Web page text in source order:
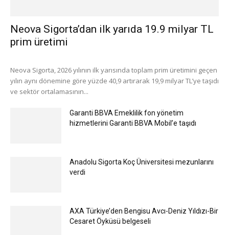
Neova Sigorta’dan ilk yarıda 19.9 milyar TL
prim üretimi
Neova Sigorta, 2026 yılının ilk yarısında toplam prim üretimini geçen
yılın aynı dönemine göre yüzde 40,9 artırarak 19,9 milyar TL’ye taşıdı
ve sektör ortalamasının...
Garanti BBVA Emeklilik fon yönetim
hizmetlerini Garanti BBVA Mobil’e taşıdı
Anadolu Sigorta Koç Üniversitesi mezunlarını
verdi
AXA Türkiye’den Bengisu Avcı-Deniz Yıldızı-Bir
Cesaret Öyküsü belgeseli